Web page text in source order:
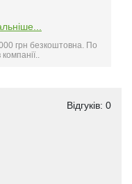
грн безкоштовна. По
Відгуків: 0